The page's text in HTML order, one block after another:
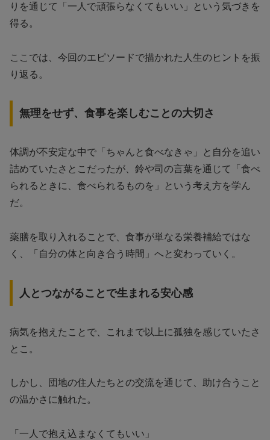
りを通じて「一人で頑張らなくてもいい」という気づきを
得る。
ここでは、今回のエピソードで描かれた人生のヒントを振
り返る。
無理をせず、食事を楽しむことの大切さ
体調が不安定な中で「ちゃんと食べなきゃ」と自分を追い
詰めていたさとこだったが、鈴や司の言葉を通じて「食べ
られるときに、食べられるものを」という考え方を学ん
だ。
薬膳を取り入れることで、食事が単なる栄養補給ではな
く、「自分の体と向き合う時間」へと変わっていく。
人とつながることで生まれる安心感
病気を抱えたことで、これまで以上に孤独を感じていたさ
とこ。
しかし、団地の住人たちとの交流を通じて、助け合うこと
の温かさに触れた。
「一人で抱え込まなくてもいい」